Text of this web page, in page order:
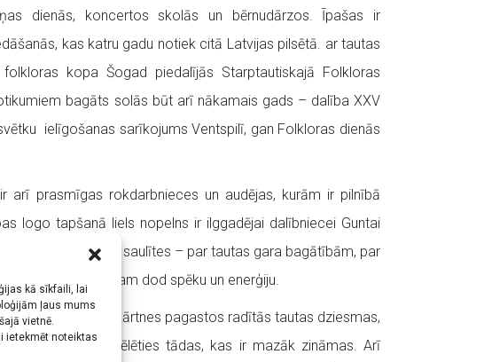
kā sīkfaili, lai
ļaus mums
vietnē.
ietekmēt noteiktas
dienās, koncertos skolās un bērnudārzos. Īpašas ir
kas katru gadu notiek citā Latvijas pilsētā. ar tautas
kopa Šogad piedalījās Starptautiskajā Folkloras
bagāts solās būt arī nākamais gads – dalība XXV
ielīgošanas sarīkojums Ventspilī, gan Folkloras dienās
arī prasmīgas rokdarbnieces un audējas, kurām ir pilnībā
logo tapšanā liels nopelns ir ilggadējai dalībniecei Guntai
pie latviskās saulītes – par tautas gara bagātībām, par
kas tam visam dod spēku un enerģiju.
dzied Liepājas apkārtnes pagastos radītās tautas dziesmas,
cenšoties izvēlēties tādas, kas ir mazāk zināmas. Arī